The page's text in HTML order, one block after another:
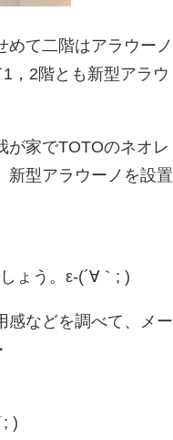
めて二階はアラウーノ
，2階とも新型アラウ
が家でTOTOのネオレ
新型アラウーノを設置
ょう。ε-(´∀｀; )
感などを調べて、メー
)